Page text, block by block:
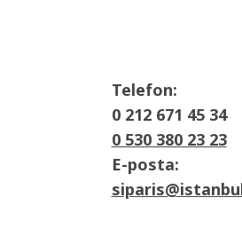
Telefon:
0 212 671 45 34
0 530 380 23 23
E-posta: